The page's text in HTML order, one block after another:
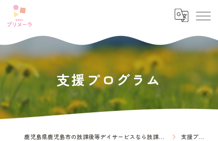
支援プログラム
鹿児島県鹿児島市の放課後等デイサービスなら放課後等デイサービス プリメーラ 支援プログラム